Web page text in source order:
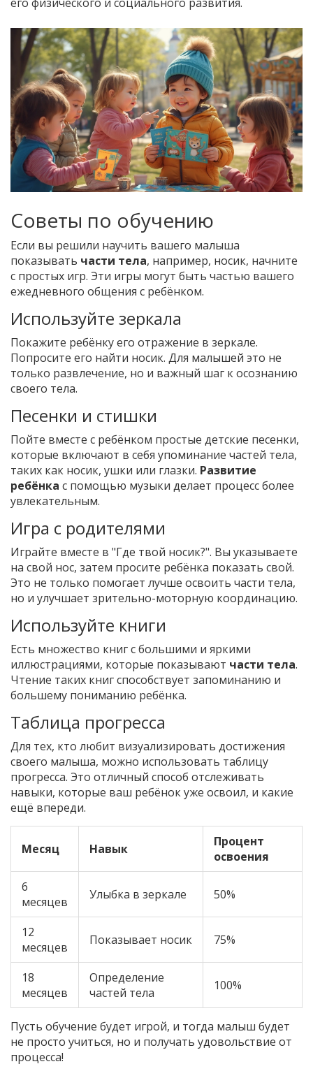
Советы по обучению
Если вы решили научить вашего малыша
показывать части тела, например, носик, начните
с простых игр. Эти игры могут быть частью вашего
ежедневного общения с ребёнком.
Используйте зеркала
Покажите ребёнку его отражение в зеркале.
Попросите его найти носик. Для малышей это не
только развлечение, но и важный шаг к осознанию
своего тела.
Песенки и стишки
Пойте вместе с ребёнком простые детские песенки,
которые включают в себя упоминание частей тела,
таких как носик, ушки или глазки. Развитие
ребёнка с помощью музыки делает процесс более
увлекательным.
Игра с родителями
Играйте вместе в "Где твой носик?". Вы указываете
на свой нос, затем просите ребёнка показать свой.
Это не только помогает лучше освоить части тела,
но и улучшает зрительно-моторную координацию.
Используйте книги
Есть множество книг с большими и яркими
иллюстрациями, которые показывают части тела.
Чтение таких книг способствует запоминанию и
большему пониманию ребёнка.
Таблица прогресса
Для тех, кто любит визуализировать достижения
своего малыша, можно использовать таблицу
прогресса. Это отличный способ отслеживать
навыки, которые ваш ребёнок уже освоил, и какие
ещё впереди.
Месяц Навык
Процент
освоения
6
месяцев
Улыбка в зеркале 50%
12
месяцев
Показывает носик 75%
18
месяцев
Определение
частей тела
100%
Пусть обучение будет игрой, и тогда малыш будет
не просто учиться, но и получать удовольствие от
процесса!